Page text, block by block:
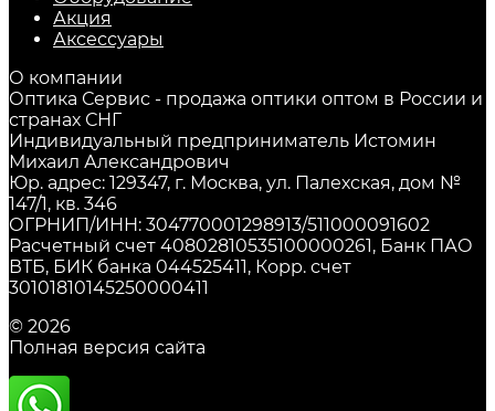
Акция
Аксессуары
О компании
Оптика Сервис - продажа оптики оптом в России и
странах СНГ
Индивидуальный предприниматель Истомин
Михаил Александрович
Юр. адрес: 129347, г. Москва, ул. Палехская, дом №
147/1, кв. 346
ОГРНИП/ИНН: 304770001298913/511000091602
Расчетный счет 40802810535100000261, Банк ПАО
ВТБ, БИК банка 044525411, Корр. счет
30101810145250000411
© 2026
Полная версия сайта